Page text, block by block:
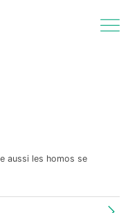
aussi les homos se